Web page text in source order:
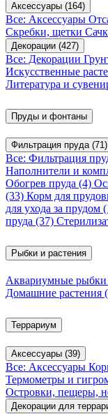
Аксессуары (164)
Все: Аксессуары
Скребки, щетки
Декорации (427)
Все: Декорации
Искусственные
Литература и
Пруды и фонтаны
Фильтрация пруда (71)
Все: Фильтрация
Наполнители и
Обогрев пруда (4)
(33) Корм для
для ухода за прудом
пруда (37)
Рыбки и растения
Аквариумные рыбки
Домашние растения
Террариум
Аксессуары (39)
Все: Аксессуары
Термометры и
Островки, пещеры,
Декорации для